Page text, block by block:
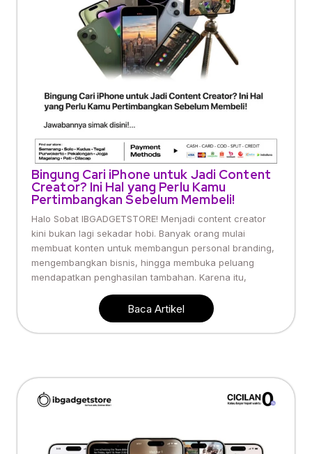
Bingung Cari iPhone untuk Jadi Content
Creator? Ini Hal yang Perlu Kamu
Pertimbangkan Sebelum Membeli!
Halo Sobat IBGADGETSTORE! Menjadi content creator
kini bukan lagi sekadar hobi. Banyak orang mulai
membuat konten untuk membangun personal branding,
mengembangkan bisnis, hingga membuka peluang
mendapatkan penghasilan tambahan. Karena itu,
Baca Artikel